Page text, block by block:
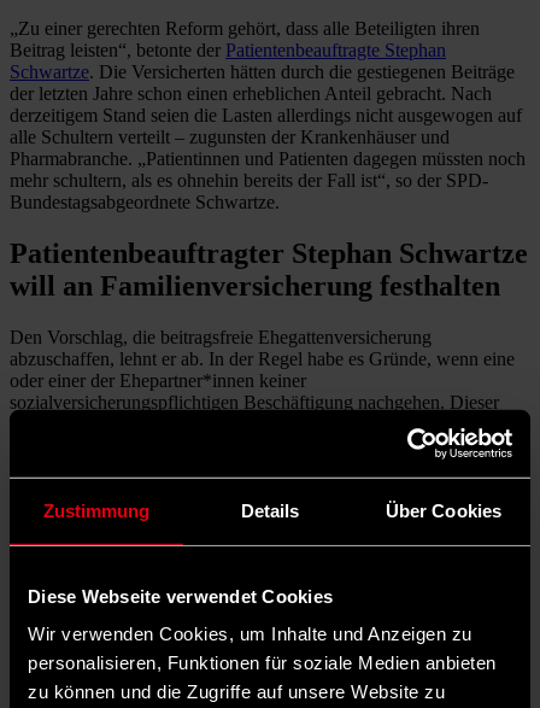
Zustimmung Details Über Cookies
Diese Webseite verwendet Cookies
Wir verwenden Cookies, um Inhalte und Anzeigen zu
personalisieren, Funktionen für soziale Medien anbieten
zu können und die Zugriffe auf unsere Website zu
„Zu einer gerechten Reform gehört, dass alle Beteiligten ihren
Beitrag leisten“, betonte der Patientenbeauftragte Stephan
Schwartze. Die Versicherten hätten durch die gestiegenen Beiträge
der letzten Jahre schon einen erheblichen Anteil gebracht. Nach
derzeitigem Stand seien die Lasten allerdings nicht ausgewogen auf
alle Schultern verteilt – zugunsten der Krankenhäuser und
Pharmabranche. „Patientinnen und Patienten dagegen müssten noch
mehr schultern, als es ohnehin bereits der Fall ist“, so der SPD-
Bundestagsabgeordnete Schwartze.
Patientenbeauftragter Stephan Schwartze
will an Familienversicherung festhalten
Den Vorschlag, die beitragsfreie Ehegattenversicherung
abzuschaffen, lehnt er ab. In der Regel habe es Gründe, wenn eine
oder einer der Ehepartner*innen keiner
sozialversicherungspflichtigen Beschäftigung nachgehen. Dieser
Bedarf lasse sich nicht, wie von Warken vorgesehen, am Pflegegrad
oder am Alter der Kinder bestimmen. Auch gebe es mitversicherte
noch stärker belasten“, fordert Schwartze.
AuchChristos Pantazis, der gesundheitspolitische Sprecher der
Mitversicherung kritisch.
Positiv bewertet Schwartze das obligatorische
Zweitmeinungsverfahren bei Operationen oder die Einführung einer
Zuckersteuer auf Erfrischungsgetränke. „Mit derartigen Maßnahmen
können Patientensicherheit und Prävention, aber auch die